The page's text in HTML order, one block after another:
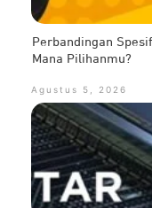
Perbandingan
Mana Pilihanmu?
Agustus 5, 2026